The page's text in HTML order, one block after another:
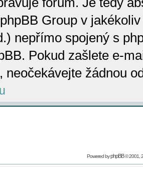
Group v
nepřímo spojený s
Pokud zašlete e-
neočekávejte žádnou
Powered byphpBB© 2001,